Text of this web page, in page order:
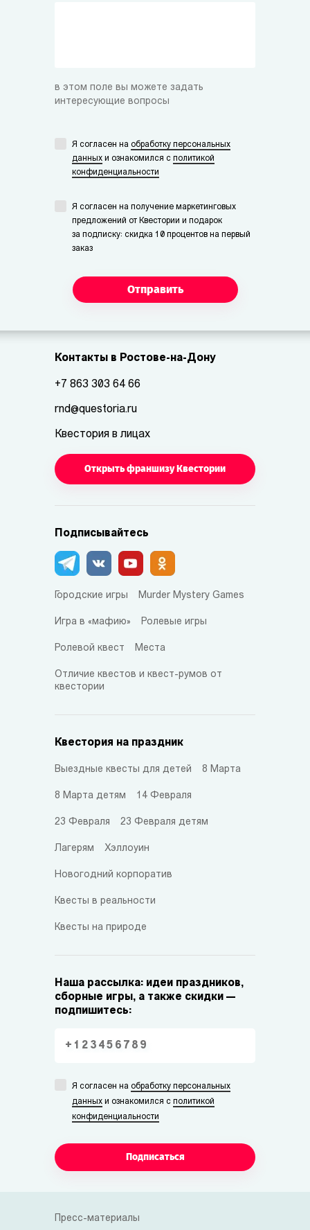
в этом поле вы можете задать
интересующие вопросы
Я согласен на обработку персональных
данных и ознакомился с политикой
конфиденциальности
Я согласен на получение маркетинговых
предложений от Квестории и подарок
за подписку: скидка 10 процентов на первый
заказ
Отправить
Контакты в Ростове-на-Дону
+7 863 303 64 66
rnd@questoria.ru
Квестория в лицах
Открыть франшизу Квестории
Подписывайтесь
Городские игры Murder Mystery Games
Игра в «мафию» Ролевые игры
Ролевой квест Места
Отличие квестов и квест-румов от
квестории
Квестория на праздник
Выездные квесты для детей 8 Марта
8 Марта детям 14 Февраля
23 Февраля 23 Февраля детям
Лагерям Хэллоуин
Новогодний корпоратив
Квесты в реальности
Квесты на природе
Наша рассылка: идеи праздников,
сборные игры, а также скидки —
подпишитесь:
Я согласен на обработку персональных
данных и ознакомился с политикой
конфиденциальности
Подписаться
Пресс-материалы